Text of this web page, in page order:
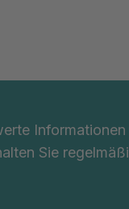
Sie